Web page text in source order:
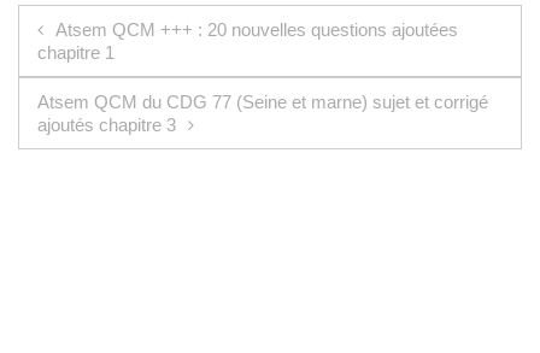
Navigation de l’article
Atsem QCM +++ : 20 nouvelles questions ajoutées
chapitre 1
Atsem QCM du CDG 77 (Seine et marne) sujet et corrigé
ajoutés chapitre 3